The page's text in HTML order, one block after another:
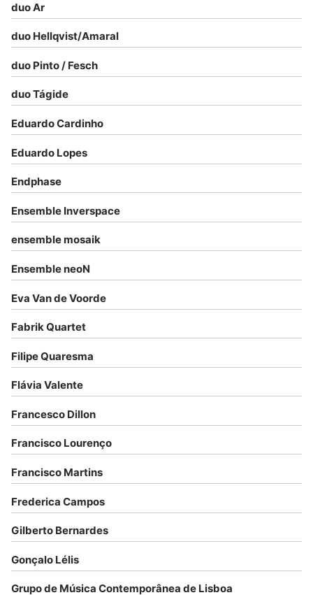
duo Ar
duo Hellqvist/Amaral
duo Pinto / Fesch
duo Tágide
Eduardo Cardinho
Eduardo Lopes
Endphase
Ensemble Inverspace
ensemble mosaik
Ensemble neoN
Eva Van de Voorde
Fabrik Quartet
Filipe Quaresma
Flávia Valente
Francesco Dillon
Francisco Lourenço
Francisco Martins
Frederica Campos
Gilberto Bernardes
Gonçalo Lélis
Grupo de Música Contemporânea de Lisboa